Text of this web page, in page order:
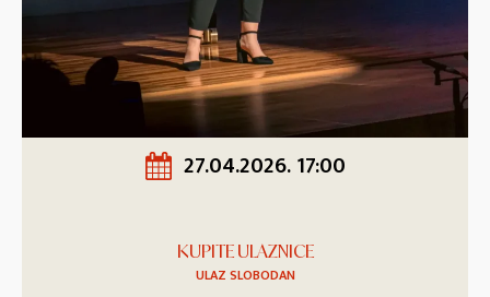
27.04.2026. 17:00
KUPITE ULAZNICE
ULAZ SLOBODAN